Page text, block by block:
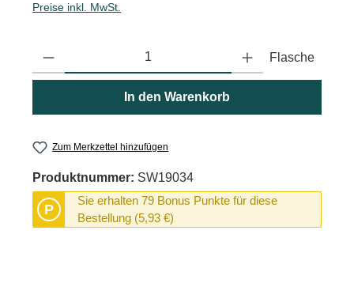
Preise inkl. MwSt.
Produkt Anzahl: Gib den gewünschten Wert ein oder benutze
Flasche
In den Warenkorb
Zum Merkzettel hinzufügen
Produktnummer: SW19034
P
Sie erhalten 79 Bonus Punkte für diese
Bestellung (5,93 €)